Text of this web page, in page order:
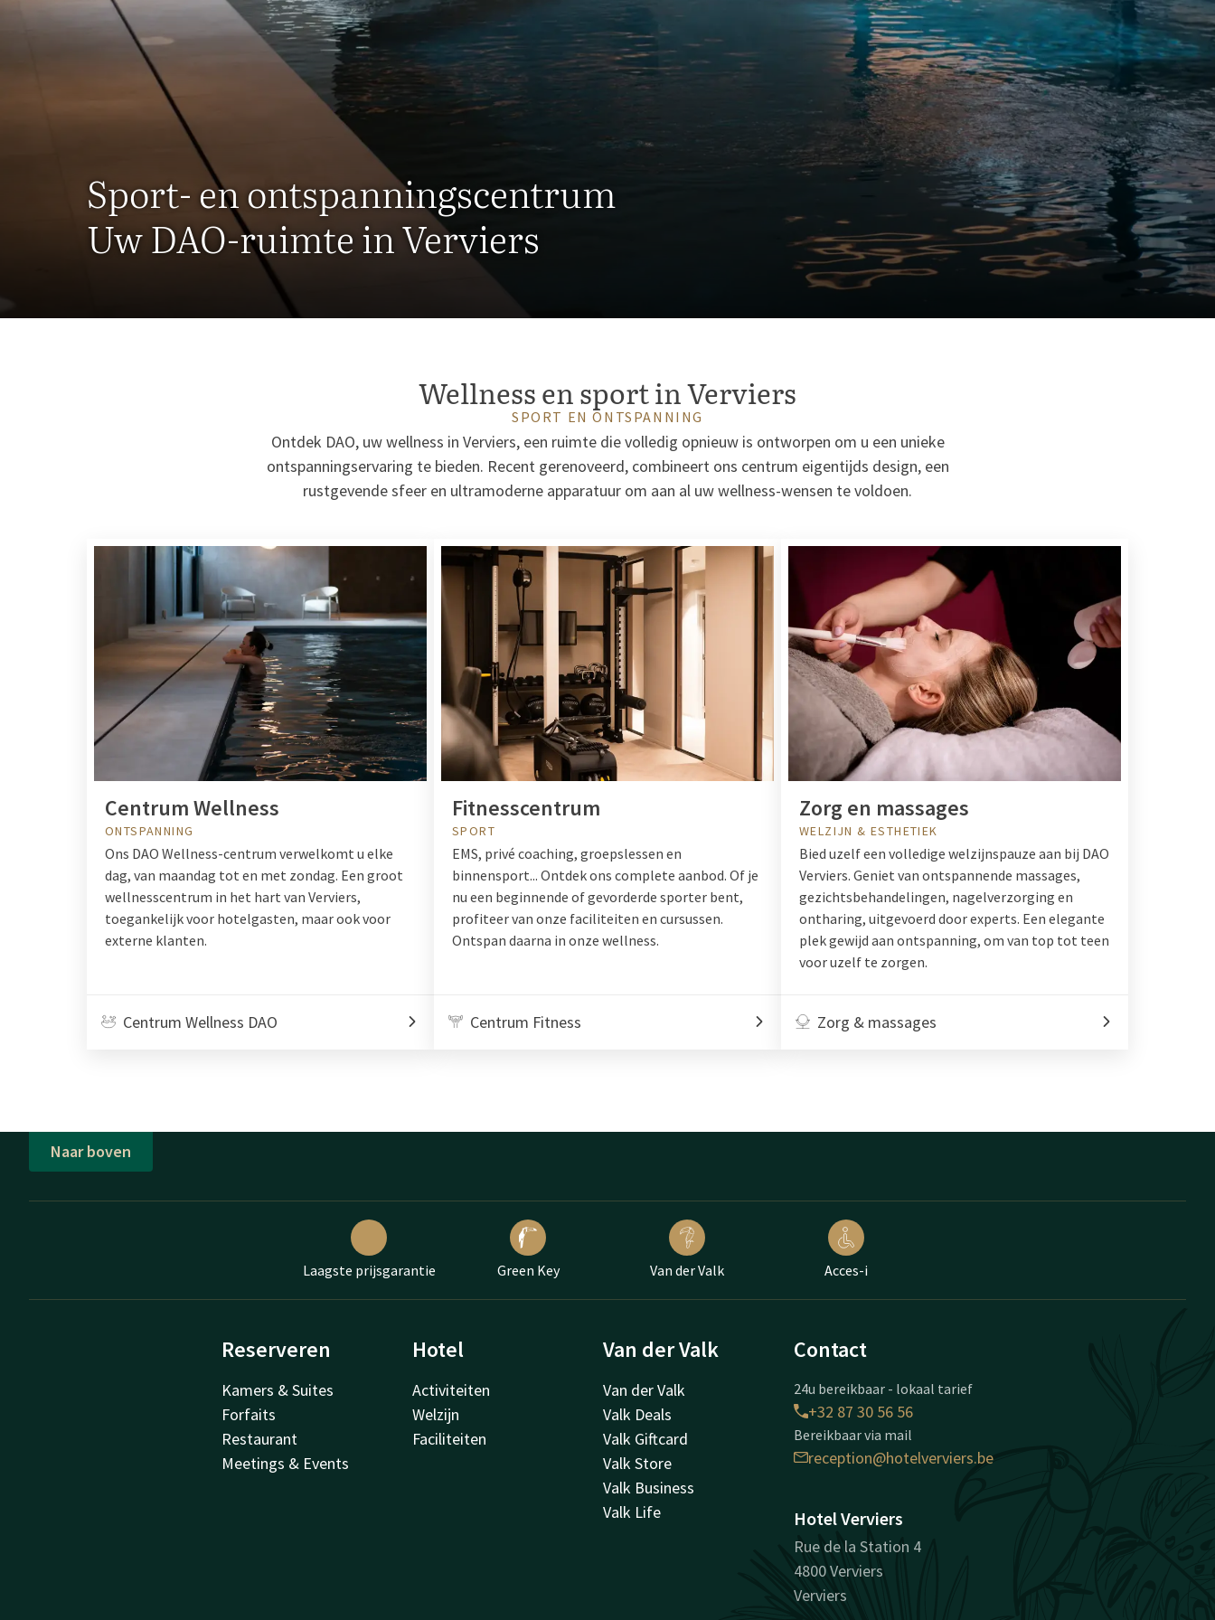
Sport- en ontspanningscentrum
Uw DAO-ruimte in Verviers
Wellness en sport in Verviers
SPORT EN ONTSPANNING
Ontdek DAO, uw wellness in Verviers, een ruimte die volledig opnieuw is ontworpen om u een unieke
ontspanningservaring te bieden. Recent gerenoveerd, combineert ons centrum eigentijds design, een
rustgevende sfeer en ultramoderne apparatuur om aan al uw wellness-wensen te voldoen.
Centrum Wellness
ONTSPANNING
Ons DAO Wellness-centrum verwelkomt u elke
dag, van maandag tot en met zondag. Een groot
wellnesscentrum in het hart van Verviers,
toegankelijk voor hotelgasten, maar ook voor
externe klanten.
Centrum Wellness DAO
Fitnesscentrum
SPORT
EMS, privé coaching, groepslessen en
binnensport... Ontdek ons complete aanbod. Of je
nu een beginnende of gevorderde sporter bent,
profiteer van onze faciliteiten en cursussen.
Ontspan daarna in onze wellness.
Centrum Fitness
Zorg en massages
WELZIJN & ESTHETIEK
Bied uzelf een volledige welzijnspauze aan bij DAO
Verviers. Geniet van ontspannende massages,
gezichtsbehandelingen, nagelverzorging en
ontharing, uitgevoerd door experts. Een elegante
plek gewijd aan ontspanning, om van top tot teen
voor uzelf te zorgen.
Zorg & massages
Naar boven
Laagste prijsgarantie Green Key Van der Valk Acces-i
Reserveren
Kamers & Suites
Forfaits
Restaurant
Meetings & Events
Hotel
Activiteiten
Welzijn
Faciliteiten
Van der Valk
Van der Valk
Valk Deals
Valk Giftcard
Valk Store
Valk Business
Valk Life
Contact
24u bereikbaar - lokaal tarief
+32 87 30 56 56
Bereikbaar via mail
reception@hotelverviers.be
Hotel Verviers
Rue de la Station 4
4800 Verviers
Verviers